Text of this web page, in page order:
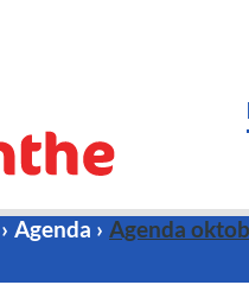
Agenda Agenda